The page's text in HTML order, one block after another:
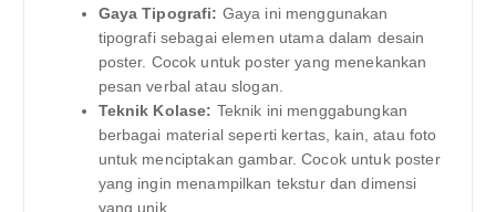
Gaya Tipografi: Gaya ini menggunakan
tipografi sebagai elemen utama dalam desain
poster. Cocok untuk poster yang menekankan
pesan verbal atau slogan.
Teknik Kolase: Teknik ini menggabungkan
berbagai material seperti kertas, kain, atau foto
untuk menciptakan gambar. Cocok untuk poster
yang ingin menampilkan tekstur dan dimensi
yang unik.